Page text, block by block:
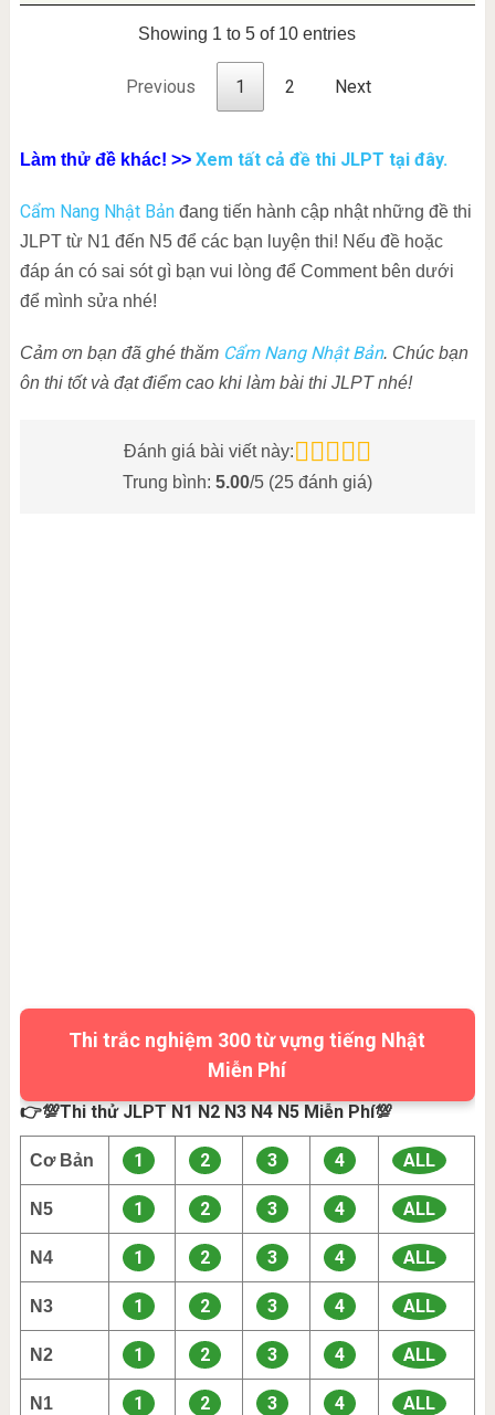
Showing 1 to 5 of 10 entries
Previous 1 2 Next
Làm thử đề khác! >> Xem tất cả đề thi JLPT tại đây.
Cẩm Nang Nhật Bảnđang tiến hành cập nhật những đề thi
JLPT từ N1 đến N5 để các bạn luyện thi! Nếu đề hoặc
đáp án có sai sót gì bạn vui lòng để Comment bên dưới
để mình sửa nhé!
Cảm ơn bạn đã ghé thăm Cẩm Nang Nhật Bản. Chúc bạn
ôn thi tốt và đạt điểm cao khi làm bài thi JLPT nhé!
Đánh giá bài viết này:
Trung bình: 5.00/5 (25đánh giá)
Thi trắc nghiệm 300 từ vựng tiếng Nhật
Miễn Phí
👉💯Thi thử JLPT N1 N2 N3 N4 N5 Miễn Phí💯
Cơ Bản 1 2 3 4 ALL
N5 1 2 3 4 ALL
N4 1 2 3 4 ALL
N3 1 2 3 4 ALL
N2 1 2 3 4 ALL
N1 1 2 3 4 ALL